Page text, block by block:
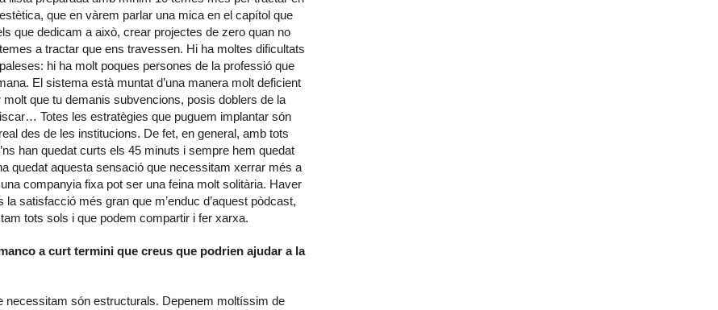
que en vàrem parlar una mica en el capítol que
que dedicam a això, crear projectes de zero quan no
a tractar que ens travessen. Hi ha moltes dificultats
hi ha molt poques persones de la professió que
El sistema està muntat d’una manera molt deficient
que tu demanis subvencions, posis doblers de la
Totes les estratègies que puguem implantar són
des de les institucions. De fet, en general, amb tots
han quedat curts els 45 minuts i sempre hem quedat
quedat aquesta sensació que necessitam xerrar més a
companyia fixa pot ser una feina molt solitària. Haver
satisfacció més gran que m’enduc d’aquest pòdcast,
tots sols i que podem compartir i fer xarxa.
a curt termini que creus que podrien ajudar a la
són estructurals. Depenem moltíssim de